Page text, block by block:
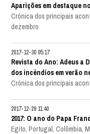
Aparições em destaque
Crónica dos principais
dezembro
2017-12-30 05:17
Revista do Ano: Adeus a
dos incêndios em verão
Crónica dos principais
2017-12-29 11:40
2017: O ano do Papa
Egito, Portugal, Colômbia,